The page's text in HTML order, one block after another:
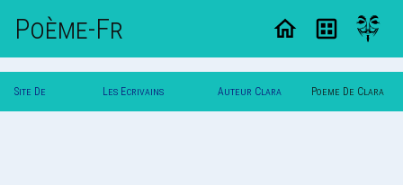
Poème-Fr
Site De Les Ecrivains Auteur Clara Poeme De Clara